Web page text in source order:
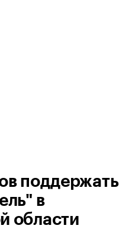
поддержать
в
области